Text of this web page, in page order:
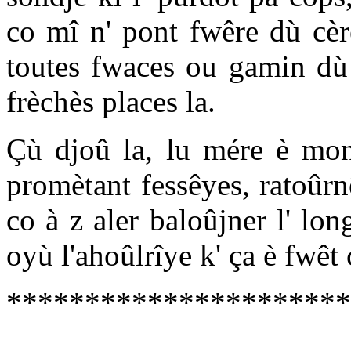
co mî n' pont fwêre dù
toutes fwaces ou gamin
frèchès places la.
Çù djoû la, lu mére è
promètant fessêyes,
co à z aler baloûjner l'
oyù l'ahoûlrîye k' ça è fwêt